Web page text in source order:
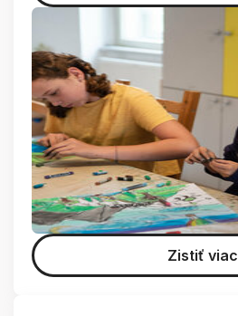
Zistiť viac